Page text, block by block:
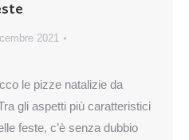
2021
le pizze natalizie da
gli aspetti più caratteristici
feste, c’è senza dubbio